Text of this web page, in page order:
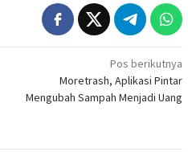
Pos berikutnya
Moretrash, Aplikasi Pintar
Mengubah Sampah Menjadi Uang